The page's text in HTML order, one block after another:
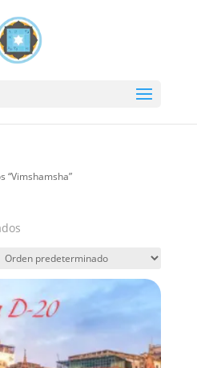
“Vimshamsha”